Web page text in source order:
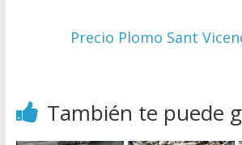
Precio Plomo Sant
También te puede